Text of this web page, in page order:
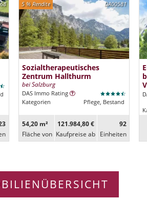
DA00581
5 % Rendite
Sozialtherapeutisches
Zentrum Hallthurm
bei Salzburg
DAS Immo Rating
Kategorien
Pflege, Bestand
54,20 m²
Fläche von
121.984,80 €
Kaufpreise ab
92
Ein­heiten